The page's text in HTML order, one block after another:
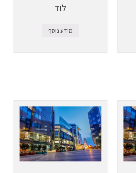
לוד
מידע נוסף